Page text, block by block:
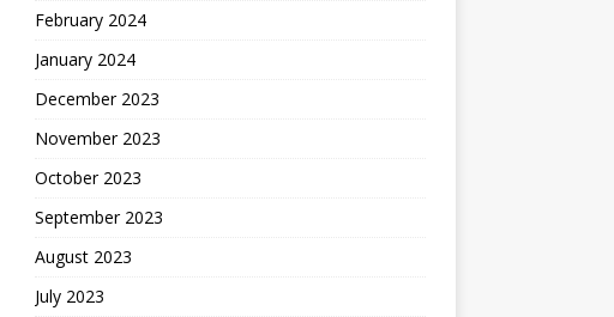
February 2024
January 2024
December 2023
November 2023
October 2023
September 2023
August 2023
July 2023